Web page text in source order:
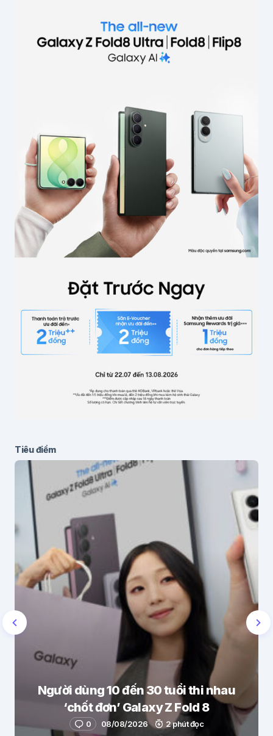
Các trường bắt buộc được đánh dấu
Nội dung*
Tên của bạn*
Email
Lưu thông tin cho lần bình luận sau
Gửi bình luận
Tiêu điểm
Người dùng 10 đến 30 tuổi thi nhau
‘chốt đơn’ Galaxy Z Fold 8
0 08/08/2026 2 phút đọc